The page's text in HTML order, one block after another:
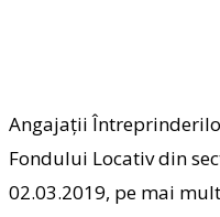
Angajații
Fondului Locativ din
02.03.2019, pe mai